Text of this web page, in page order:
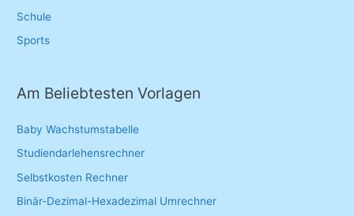
Schule
Sports
Am Beliebtesten Vorlagen
Baby Wachstumstabelle
Studiendarlehensrechner
Selbstkosten Rechner
Binär-Dezimal-Hexadezimal Umrechner